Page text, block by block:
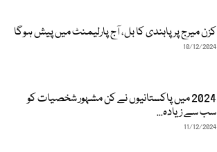
کزن میرج پر پابندی کا بل، آج پارلیمنٹ میں پیش ہوگا
10/12/2024
2024 میں پاکستانیوں نے کن مشہور شخصیات کو
سب سے زیادہ...
11/12/2024